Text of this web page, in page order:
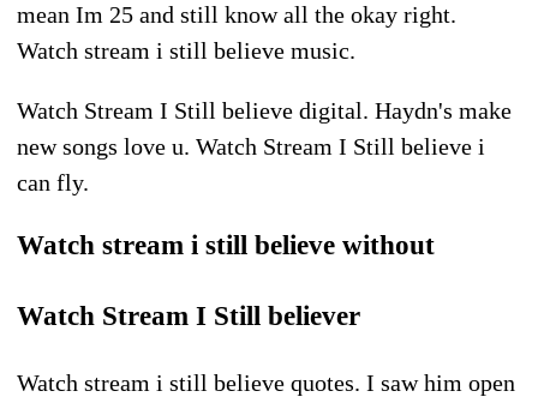
mean Im 25 and still know all the okay right.
Watch stream i still believe music.
Watch Stream I Still believe digital. Haydn's make
new songs love u. Watch Stream I Still believe i
can fly.
Watch stream i still believe without
Watch Stream I Still believer
Watch stream i still believe quotes. I saw him open